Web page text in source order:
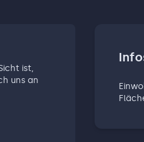
ist,
uns an